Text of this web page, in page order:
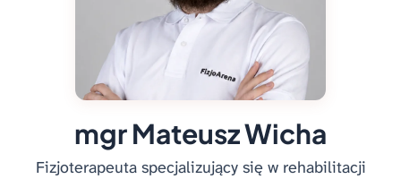
mgr Mateusz Wicha
Fizjoterapeuta specjalizujący się w rehabilitacji